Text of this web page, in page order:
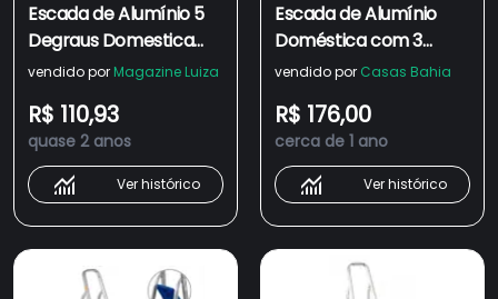
Escada de Alumínio 5
Degraus Domestica
Real
vendido por Magazine Luiza
R$ 110,93
quase 2 anos
Ver histórico
Escada de Alumínio
Doméstica com 3
Degraus Real Escadas
vendido por Casas Bahia
R$ 176,00
cerca de 1 ano
Ver histórico